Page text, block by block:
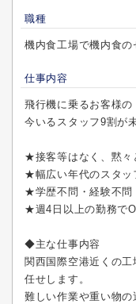
職種
機内食工場で機内食
仕事内容
飛行機に乗るお客様の
今いるスタッフ9割が
★接客等はなく、黙々
★幅広い年代のスタッ
★学歴不問・経験不問
★週4日以上の勤務で
◆主な仕事内容
関西国際空港近くの
任せします。
難しい作業や重い物